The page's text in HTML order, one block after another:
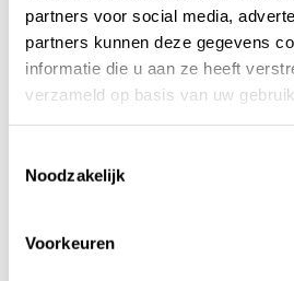
partners voor social media,
partners kunnen deze gegevens
informatie die u aan ze heeft
verzameld op basis van uw
Noodzakelijk
Voorkeuren
SXP Kettingslot ART2
120cm Alarm